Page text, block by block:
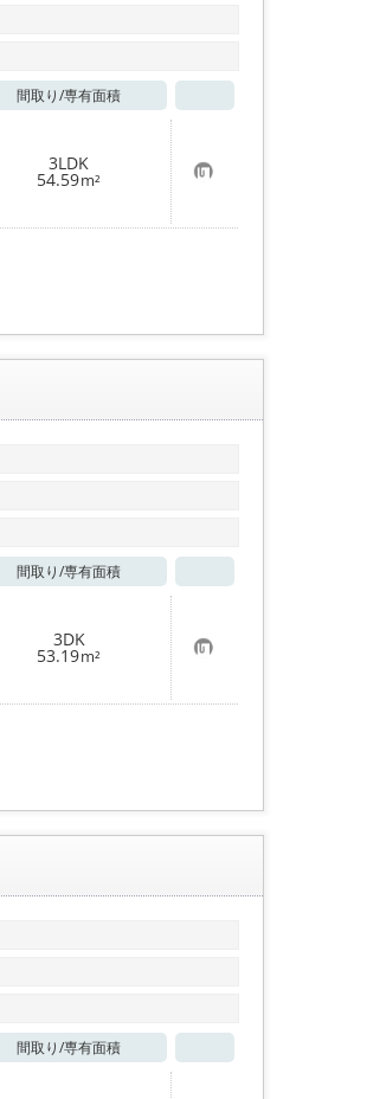
間取り/専有面積
3LDK
54.59m² お
気
に
入
間取り/専有面積
3DK
53.19m² お
気
に
入
間取り/専有面積